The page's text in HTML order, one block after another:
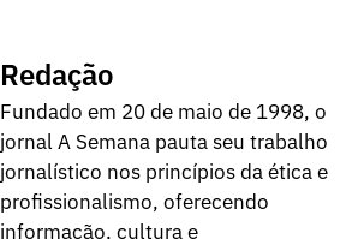
Redação
Fundado em 20 de maio de 1998, o
jornal A Semana pauta seu trabalho
jornalístico nos princípios da ética e
profissionalismo, oferecendo
informação, cultura e